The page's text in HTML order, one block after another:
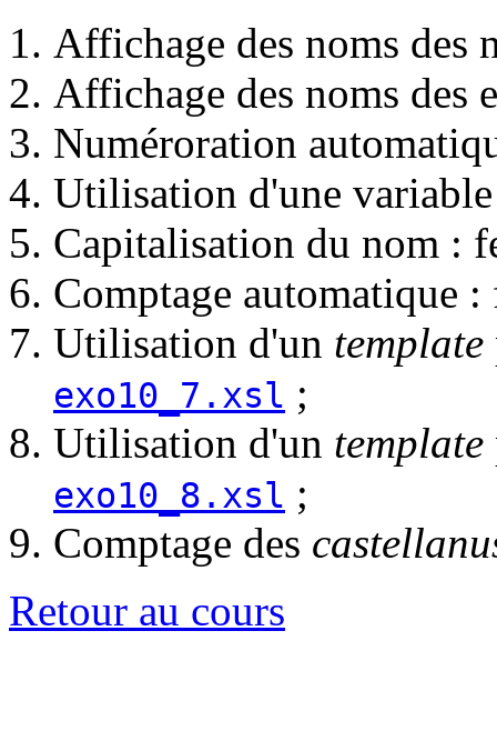
Affichage des noms des
Affichage des noms des
Numéroration
Utilisation d'une
Capitalisation du nom :
Comptage automatique
Utilisation d'un template
exo10_7.xsl ;
Utilisation d'un template
exo10_8.xsl ;
Comptage des
Retour au cours